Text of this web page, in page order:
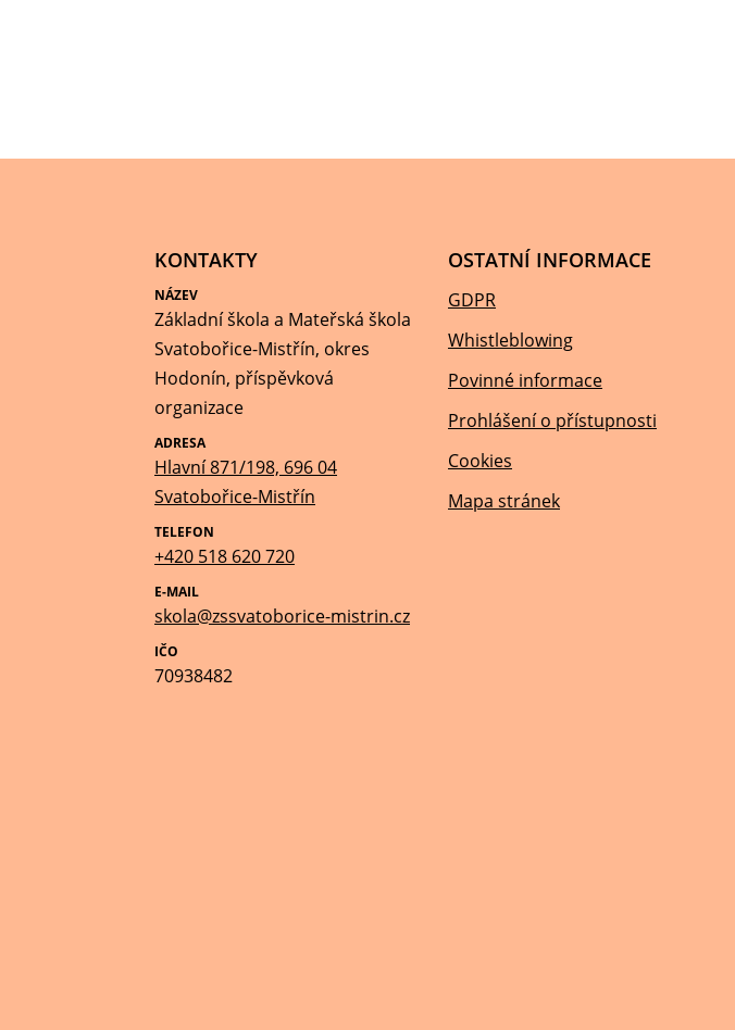
KONTAKTY
NÁZEV
Základní škola a Mateřská škola
Svatobořice-Mistřín, okres
Hodonín, příspěvková
organizace
ADRESA
Hlavní 871/198, 696 04
Svatobořice-Mistřín
TELEFON
+420 518 620 720
E-MAIL
skola@zssvatoborice-mistrin.cz
IČO
70938482
OSTATNÍ INFORMACE
GDPR
Whistleblowing
Povinné informace
Prohlášení o přístupnosti
Cookies
Mapa stránek